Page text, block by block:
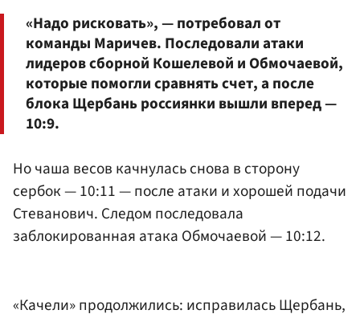
«Надо рисковать», — потребовал от
команды Маричев. Последовали атаки
лидеров сборной Кошелевой и Обмочаевой,
которые помогли сравнять счет, а после
блока Щербань россиянки вышли вперед —
10:9.
Но чаша весов качнулась снова в сторону
сербок — 10:11 — после атаки и хорошей подачи
Стеванович. Следом последовала
заблокированная атака Обмочаевой — 10:12.
«Качели» продолжились: исправилась Щербань,